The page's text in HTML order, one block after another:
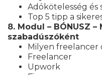
Adókötelesség és
Top 5 tipp a
8. Modul – BÓNUSZ
szabadúszóként
Milyen freelancer
Freelancer
Upwork